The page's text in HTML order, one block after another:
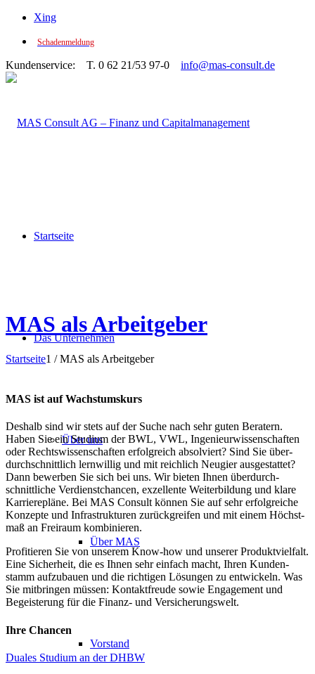
Xing
Schadenmeldung
Kundenservice: T. 0 62 21/53 97-0 info@mas-consult.de
Startseite
Das Unternehmen
Über uns
Über MAS
Vorstand
MAS als Arbeitgeber
Startseite1 / MAS als Arbeitgeber
MAS ist auf Wachstumskurs
Deshalb sind wir stets auf der Suche nach sehr guten Beratern.
Haben Sie ein Studium der BWL, VWL, Ingenieur­wissen­schaften
oder Rechts­wissen­schaften erfolgreich absolviert? Sind Sie über­
durch­schnittlich lernwillig und mit reichlich Neugier ausgestattet?
Dann bewerben Sie sich bei uns. Wir bieten Ihnen über­durch­
schnittliche Verdienst­chancen, exzellente Weiter­bildung und klare
Karriere­pläne. Bei MAS Consult können Sie auf sehr erfolg­reiche
Konzepte und Infra­strukturen zurück­greifen und mit einem Höchst­
maß an Freiraum kombinieren.
Profitieren Sie von unserem Know-how und unserer Produkt­vielfalt.
Eine Sicherheit, die es Ihnen sehr einfach macht, Ihren Kunden­
stamm aufzubauen und die richtigen Lösungen zu entwickeln. Was
Sie mitbringen müssen: Kontakt­freude sowie Engagement und
Begeisterung für die Finanz- und Versicherungswelt.
Ihre Chancen
Duales Studium an der DHBW